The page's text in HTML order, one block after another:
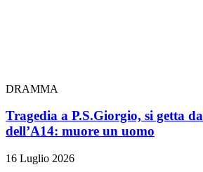
DRAMMA
Tragedia a P.S.Giorgio, si getta
dell’A14: muore un uomo
16 Luglio 2026